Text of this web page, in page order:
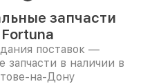
запчасти
Fortuna
поставок —
запчасти в наличии в
на-Дону